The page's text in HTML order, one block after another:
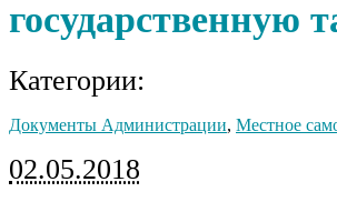
государственную
Категории:
Документы Администрации, Местное
02.05.2018